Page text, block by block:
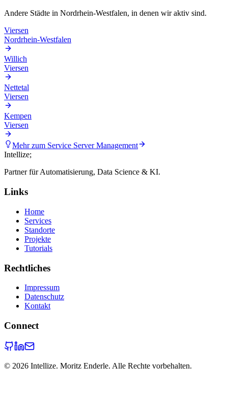
Andere Städte in Nordrhein-Westfalen, in denen wir aktiv sind.
Viersen
Nordrhein-Westfalen
Willich
Viersen
Nettetal
Viersen
Kempen
Viersen
Mehr zum Service Server Management
Intellize;
Partner für Automatisierung, Data Science & KI.
Links
Home
Services
Standorte
Projekte
Tutorials
Rechtliches
Impressum
Datenschutz
Kontakt
Connect
© 2026 Intellize. Moritz Enderle. Alle Rechte vorbehalten.